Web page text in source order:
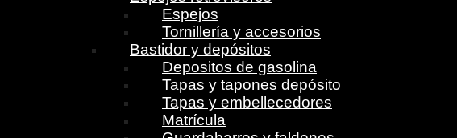
Espejos
Tornillería y accesorios
Bastidor y depósitos
Depositos de gasolina
Tapas y tapones depósito
Tapas y embellecedores
Matrícula